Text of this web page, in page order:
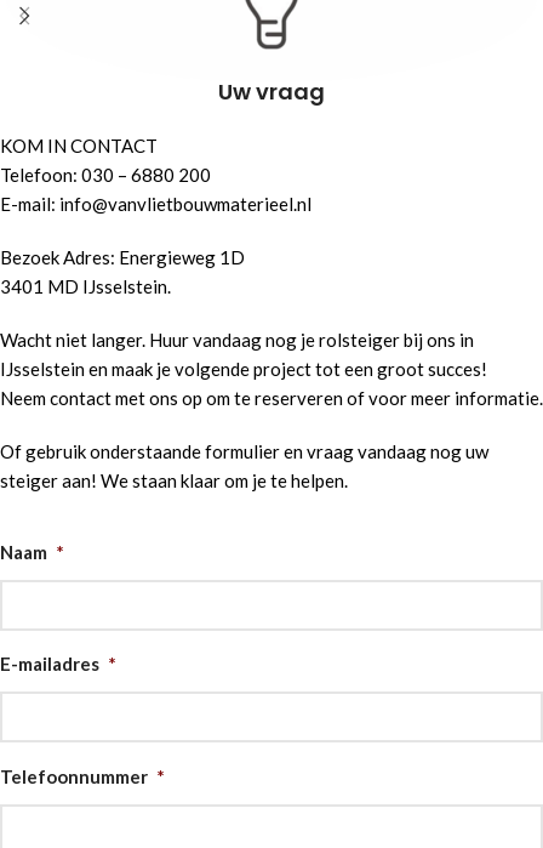
Uw vraag
KOM IN CONTACT
Telefoon: 030 – 6880 200
E-mail: info@vanvlietbouwmaterieel.nl
Bezoek Adres: Energieweg 1D
3401 MD IJsselstein.
Wacht niet langer. Huur vandaag nog je rolsteiger bij ons in
IJsselstein en maak je volgende project tot een groot succes!
Neem contact met ons op om te reserveren of voor meer informatie.
Of gebruik onderstaande formulier en vraag vandaag nog uw
steiger aan! We staan klaar om je te helpen.
Naam *
E-mailadres *
Telefoonnummer *